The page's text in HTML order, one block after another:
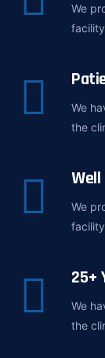
We
We
the
Well
We
25+
We
the